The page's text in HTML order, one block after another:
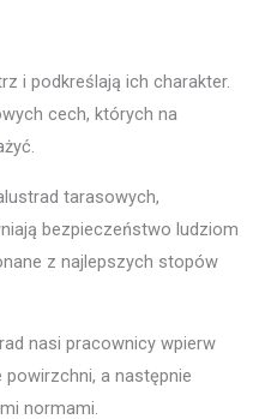
i podkreślają ich charakter.
cech, których na
tarasowych,
bezpieczeństwo ludziom
z najlepszych stopów
nasi pracownicy wpierw
powirzchni, a następnie
normami.